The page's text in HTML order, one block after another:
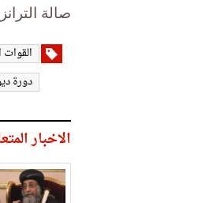
صالة
القوات
دورة
الاخبار